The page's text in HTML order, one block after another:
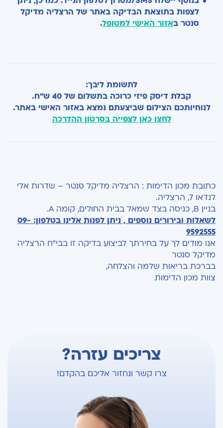
לצפות בתוצאת הבדיקה באתר של הרצליה מדיקל
סנטר באזור האישי למטופל.
לתשומת ליבך:
קבלת דיסק פיזי כרוכה בתשלום של 40 ש"ח.
לנוחיותכם הצילום שביצעתם נמצא באזור האישי באתר.
לחצו כאן לצפייה בסרטון ההדרכה
כתובת מכון הדימות : הרצליה מדיקל סנטר – שדרות אלי
לנדאו 7, הרצליה.
בניין B, כניסה בצד שמאל בבית החולים, קומה A.
לשאלות ובירורים נוספים , ניתן לפנות אלינו בטלפון: 09-
9592555
אנו מודים לך על בחירתך לביצוע בדיקה זו בבי"ח הרצליה
מדיקל סנטר
בברכת בריאות שלמה והצלחה,
צוות מכון הדימות
צריכים עזרה?
צרו קשר ונחזור אליכם בהקדם!